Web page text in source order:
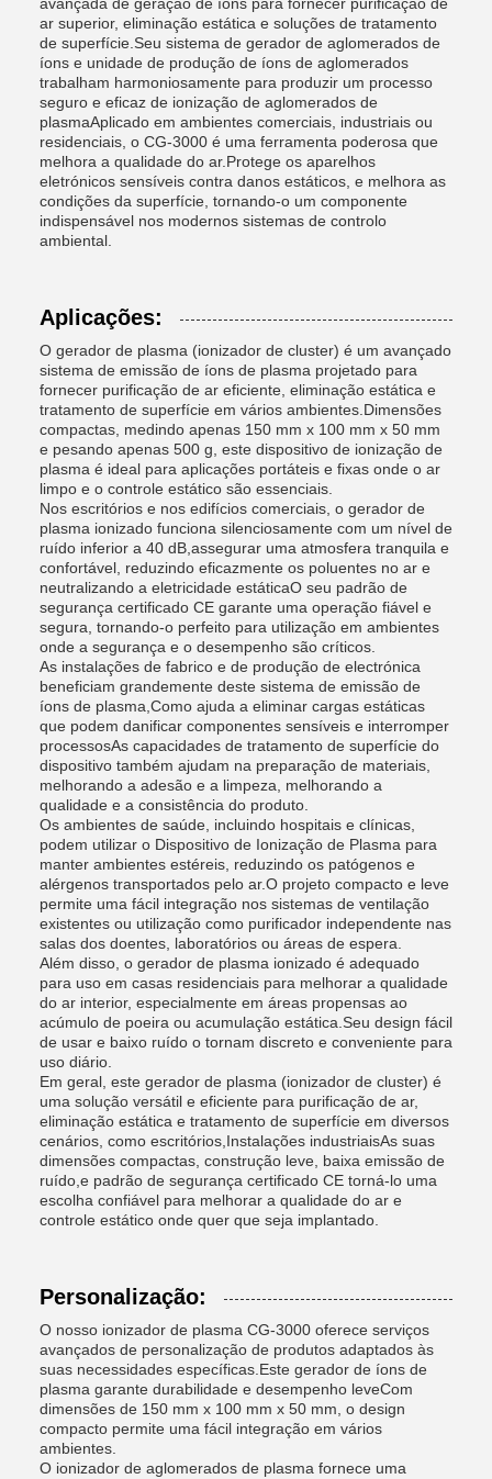
ar superior, eliminação estática e soluções de tratamento
de superfície.Seu sistema de gerador de aglomerados de
íons e unidade de produção de íons de aglomerados
trabalham harmoniosamente para produzir um processo
seguro e eficaz de ionização de aglomerados de
plasmaAplicado em ambientes comerciais, industriais ou
residenciais, o CG-3000 é uma ferramenta poderosa que
melhora a qualidade do ar.Protege os aparelhos
eletrónicos sensíveis contra danos estáticos, e melhora as
condições da superfície, tornando-o um componente
indispensável nos modernos sistemas de controlo
ambiental.
Aplicações:
O gerador de plasma (ionizador de cluster) é um avançado
sistema de emissão de íons de plasma projetado para
fornecer purificação de ar eficiente, eliminação estática e
tratamento de superfície em vários ambientes.Dimensões
compactas, medindo apenas 150 mm x 100 mm x 50 mm
e pesando apenas 500 g, este dispositivo de ionização de
plasma é ideal para aplicações portáteis e fixas onde o ar
limpo e o controle estático são essenciais.
Nos escritórios e nos edifícios comerciais, o gerador de
plasma ionizado funciona silenciosamente com um nível de
ruído inferior a 40 dB,assegurar uma atmosfera tranquila e
confortável, reduzindo eficazmente os poluentes no ar e
neutralizando a eletricidade estáticaO seu padrão de
segurança certificado CE garante uma operação fiável e
segura, tornando-o perfeito para utilização em ambientes
onde a segurança e o desempenho são críticos.
As instalações de fabrico e de produção de electrónica
beneficiam grandemente deste sistema de emissão de
íons de plasma,Como ajuda a eliminar cargas estáticas
que podem danificar componentes sensíveis e interromper
processosAs capacidades de tratamento de superfície do
dispositivo também ajudam na preparação de materiais,
melhorando a adesão e a limpeza, melhorando a
qualidade e a consistência do produto.
Os ambientes de saúde, incluindo hospitais e clínicas,
podem utilizar o Dispositivo de Ionização de Plasma para
manter ambientes estéreis, reduzindo os patógenos e
alérgenos transportados pelo ar.O projeto compacto e leve
permite uma fácil integração nos sistemas de ventilação
existentes ou utilização como purificador independente nas
salas dos doentes, laboratórios ou áreas de espera.
Além disso, o gerador de plasma ionizado é adequado
para uso em casas residenciais para melhorar a qualidade
do ar interior, especialmente em áreas propensas ao
acúmulo de poeira ou acumulação estática.Seu design fácil
de usar e baixo ruído o tornam discreto e conveniente para
uso diário.
Em geral, este gerador de plasma (ionizador de cluster) é
uma solução versátil e eficiente para purificação de ar,
eliminação estática e tratamento de superfície em diversos
cenários, como escritórios,Instalações industriaisAs suas
dimensões compactas, construção leve, baixa emissão de
ruído,e padrão de segurança certificado CE torná-lo uma
escolha confiável para melhorar a qualidade do ar e
controle estático onde quer que seja implantado.
Personalização:
O nosso ionizador de plasma CG-3000 oferece serviços
avançados de personalização de produtos adaptados às
suas necessidades específicas.Este gerador de íons de
plasma garante durabilidade e desempenho leveCom
dimensões de 150 mm x 100 mm x 50 mm, o design
compacto permite uma fácil integração em vários
ambientes.
O ionizador de aglomerados de plasma fornece uma